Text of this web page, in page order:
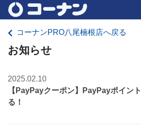
コーナンPRO八尾楠根店へ戻る
お知らせ
2025.02.10
【PayPayクーポン】PayPayポイン
る！